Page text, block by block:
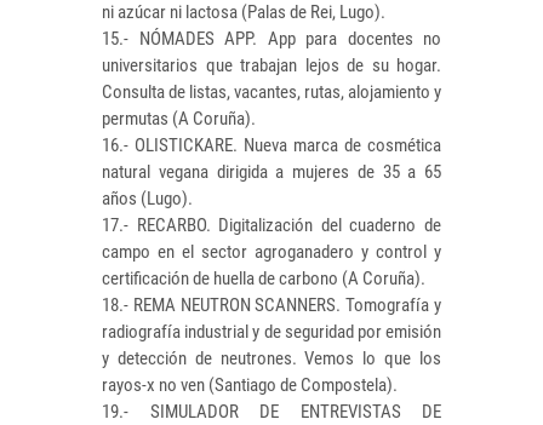
ni azúcar ni lactosa (Palas de Rei, Lugo).
15.- NÓMADES APP. App para docentes no
universitarios que trabajan lejos de su hogar.
Consulta de listas, vacantes, rutas, alojamiento y
permutas (A Coruña).
16.- OLISTICKARE. Nueva marca de cosmética
natural vegana dirigida a mujeres de 35 a 65
años (Lugo).
17.- RECARBO. Digitalización del cuaderno de
campo en el sector agroganadero y control y
certificación de huella de carbono (A Coruña).
18.- REMA NEUTRON SCANNERS. Tomografía y
radiografía industrial y de seguridad por emisión
y detección de neutrones. Vemos lo que los
rayos-x no ven (Santiago de Compostela).
19.- SIMULADOR DE ENTREVISTAS DE